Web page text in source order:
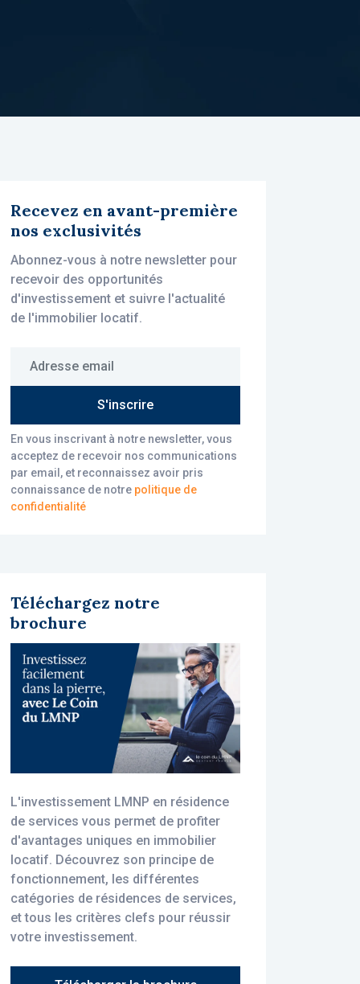
Recevez en avant-première
nos exclusivités
Abonnez-vous à notre newsletter pour
recevoir des opportunités
d'investissement et suivre l'actualité
de l'immobilier locatif.
S'inscrire
En vous inscrivant à notre newsletter, vous
acceptez de recevoir nos communications
par email, et reconnaissez avoir pris
connaissance de notre politique de
confidentialité
Téléchargez notre
brochure
L'investissement LMNP en résidence
de services vous permet de profiter
d'avantages uniques en immobilier
locatif. Découvrez son principe de
fonctionnement, les différentes
catégories de résidences de services,
et tous les critères clefs pour réussir
votre investissement.